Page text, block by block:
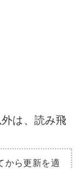
は、読み飛
から更新を適